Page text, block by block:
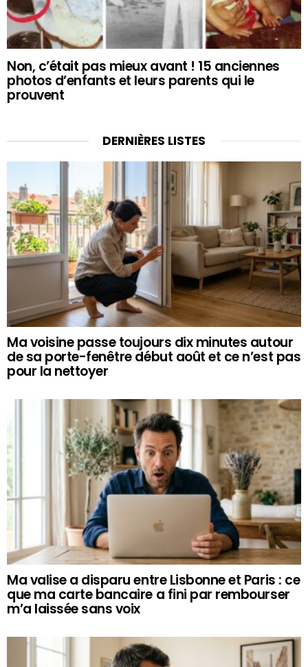
Non, c’était pas mieux avant ! 15 anciennes
photos d’enfants et leurs parents qui le
prouvent
DERNIÈRES LISTES
Ma voisine passe toujours dix minutes autour
de sa porte-fenêtre début août et ce n’est pas
pour la nettoyer
Ma valise a disparu entre Lisbonne et Paris : ce
que ma carte bancaire a fini par rembourser
m’a laissée sans voix